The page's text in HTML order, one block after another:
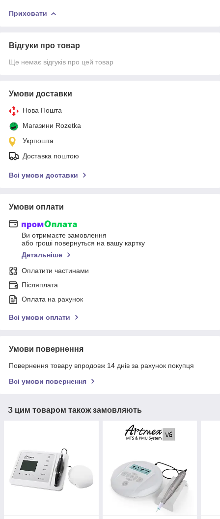
Приховати
Відгуки про товар
Ще немає відгуків про цей товар
Умови доставки
Нова Пошта
Магазини Rozetka
Укрпошта
Доставка поштою
Всі умови доставки
Умови оплати
Ви отримаєте замовлення
або гроші повернуться на вашу картку
Детальніше
Оплатити частинами
Післяплата
Оплата на рахунок
Всі умови оплати
Умови повернення
Повернення товару впродовж 14 днів за рахунок покупця
Всі умови повернення
З цим товаром також замовляють